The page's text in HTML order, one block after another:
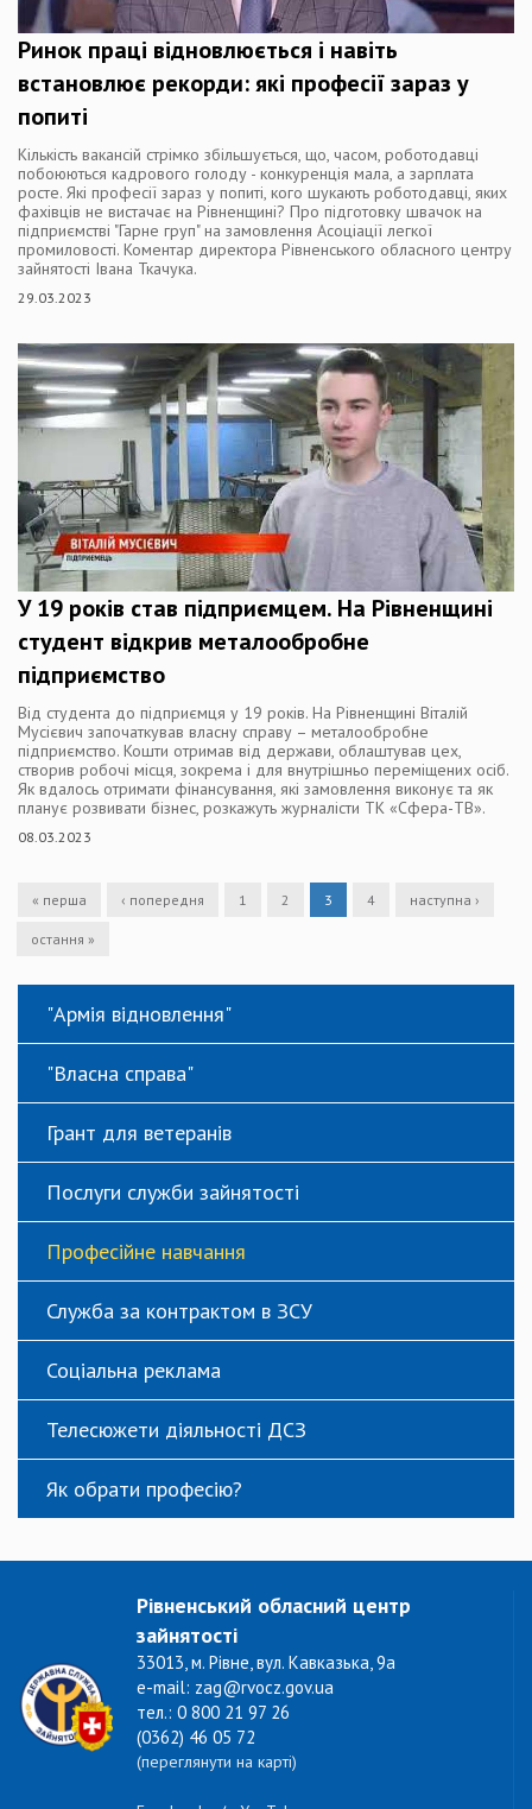
Ринок праці відновлюється і навіть
встановлює рекорди: які професії зараз у
попиті
Кількість вакансій стрімко збільшується, що, часом, роботодавці
побоюються кадрового голоду - конкуренція мала, а зарплата
росте. Які професії зараз у попиті, кого шукають роботодавці, яких
фахівців не вистачає на Рівненщині? Про підготовку швачок на
підприємстві "Гарне груп" на замовлення Асоціації легкої
промиловості. Коментар директора Рівненського обласного центру
зайнятості Івана Ткачука.
29.03.2023
У 19 років став підприємцем. На Рівненщині
студент відкрив металообробне
підприємство
Від студента до підприємця у 19 років. На Рівненщині Віталій
Мусієвич започаткував власну справу – металообробне
підприємство. Кошти отримав від держави, облаштував цех,
створив робочі місця, зокрема і для внутрішньо переміщених осіб.
Як вдалось отримати фінансування, які замовлення виконує та як
планує розвивати бізнес, розкажуть журналісти ТК «Сфера-ТВ».
08.03.2023
« перша ‹ попередня 1 2 3 4 наступна ›
остання »
"Армія відновлення"
"Власна справа"
Грант для ветеранів
Послуги служби зайнятості
Професійне навчання
Служба за контрактом в ЗСУ
Соціальна реклама
Телесюжети діяльності ДСЗ
Як обрати професію?
Рівненський обласний центр
зайнятості
33013, м. Рівне, вул. Кавказька, 9а
e-mail: zag@rvocz.gov.ua
тел.: 0 800 21 97 26
(0362) 46 05 72
(переглянути на карті)